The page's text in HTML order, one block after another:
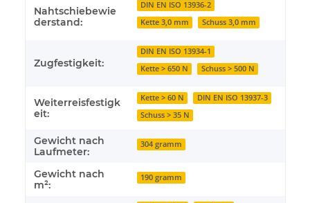
Nahtschiebewie
derstand:
DIN EN ISO 13936-2
Kette 3,0 mm
Schuss 3,0 mm
Zugfestigkeit:
DIN EN ISO 13934-1
Kette > 650 N
Schuss > 500 N
Weiterreisfestigk
eit:
Kette > 60 N
DIN EN ISO 13937-3
Schuss > 35 N
Gewicht nach
Laufmeter:
304 gramm
Gewicht nach
m²:
190 gramm